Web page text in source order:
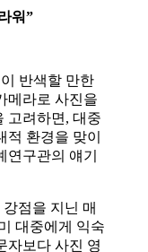
워”
반색할 만한
메라로 사진을
고려하면, 대중
환경을 맞이
구관의 얘기
점을 지닌 매
대중에게 익숙
자보다 사진 영